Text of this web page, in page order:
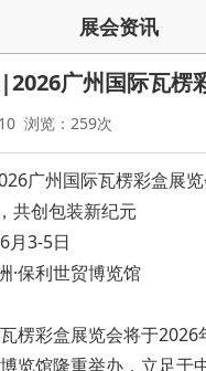
展会资讯
广州国际瓦楞
浏览：259次
广州国际瓦楞彩盒展
共创包装新纪元
月3-5日
·保利世贸博览馆
楞彩盒展览会将于2026
览馆隆重举办，立足于